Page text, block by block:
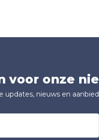
voor onze
updates, nieuws en